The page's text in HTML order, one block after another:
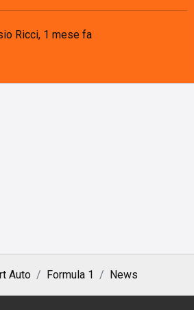
Ricci, 1 mese fa
Auto Formula 1 News